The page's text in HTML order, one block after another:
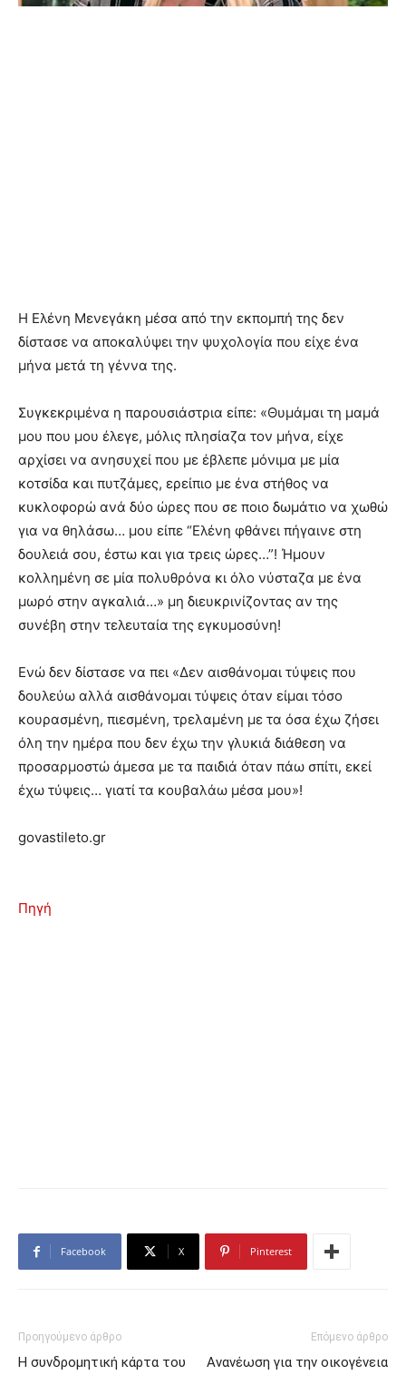
Η Ελένη Μενεγάκη μέσα από την εκπομπή της δεν
δίστασε να αποκαλύψει την ψυχολογία που είχε ένα
μήνα μετά τη γέννα της.
Συγκεκριμένα η παρουσιάστρια είπε: «Θυμάμαι τη μαμά
μου που μου έλεγε, μόλις πλησίαζα τον μήνα, είχε
αρχίσει να ανησυχεί που με έβλεπε μόνιμα με μία
κοτσίδα και πυτζάμες, ερείπιο με ένα στήθος να
κυκλοφορώ ανά δύο ώρες που σε ποιο δωμάτιο να χωθώ
για να θηλάσω… μου είπε “Ελένη φθάνει πήγαινε στη
δουλειά σου, έστω και για τρεις ώρες…”! Ήμουν
κολλημένη σε μία πολυθρόνα κι όλο νύσταζα με ένα
μωρό στην αγκαλιά…» μη διευκρινίζοντας αν της
συνέβη στην τελευταία της εγκυμοσύνη!
Ενώ δεν δίστασε να πει «Δεν αισθάνομαι τύψεις που
δουλεύω αλλά αισθάνομαι τύψεις όταν είμαι τόσο
κουρασμένη, πιεσμένη, τρελαμένη με τα όσα έχω ζήσει
όλη την ημέρα που δεν έχω την γλυκιά διάθεση να
προσαρμοστώ άμεσα με τα παιδιά όταν πάω σπίτι, εκεί
έχω τύψεις… γιατί τα κουβαλάω μέσα μου»!
govastileto.gr
Πηγή
Facebook X Pinterest
Προηγούμενο άρθρο
Η συνδρομητική κάρτα του
Επόμενο άρθρο
Ανανέωση για την οικογένεια